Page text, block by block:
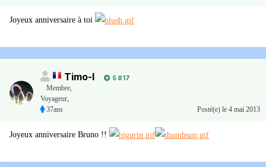
Joyeux anniversaire à toi
Timo-I
5 817
Membre,
Voyageur,
37ans
Posté(e) le 4 mai 2013
Joyeux anniversaire Bruno !!